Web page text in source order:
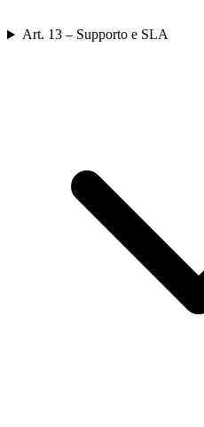
Art. 13 – Supporto e SLA